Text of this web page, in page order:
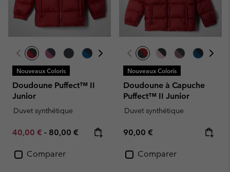
Nouveaux Coloris
Doudoune Puffect™ II
Junior
Duvet synthétique
Minimum sale price:
40,00 € - Maximum price:
80,00 €
Comparer
Nouveaux Coloris
Doudoune à Capuche
Puffect™ II Junior
Duvet synthétique
Regular price:
90,00 €
Comparer